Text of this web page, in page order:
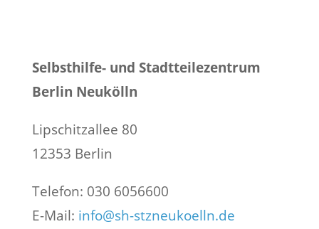
Selbsthilfe- und Stadtteilezentrum
Berlin Neukölln
Lipschitzallee 80
12353 Berlin
Telefon: 030 6056600
E-Mail: info@sh-stzneukoelln.de